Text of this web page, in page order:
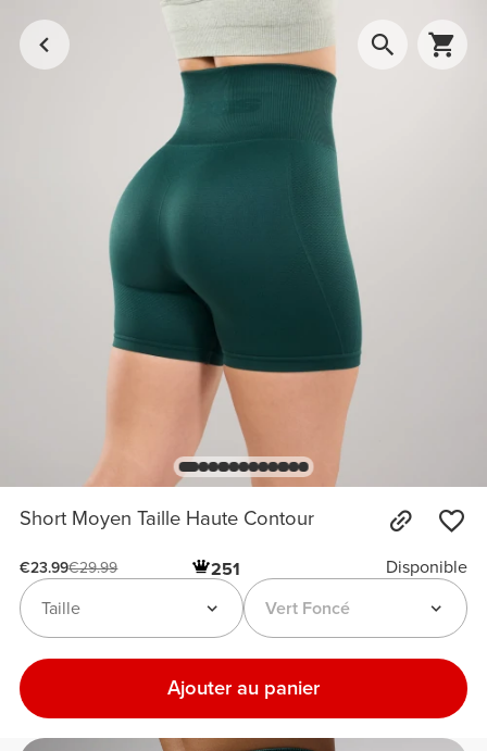
Short Moyen Taille Haute Contour
€23.99€29.99 251
Disponible
Vert Foncé
Taille
Ajouter au panier